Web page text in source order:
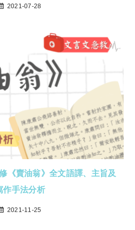
2021-07-28
《賣油翁》全文語譯、主旨及
作手法分析
2021-11-25